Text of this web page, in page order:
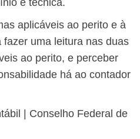
e técnica.
aplicáveis ao perito e à
uma leitura nas duas
ao perito, e perceber
há ao contador
| Conselho Federal de